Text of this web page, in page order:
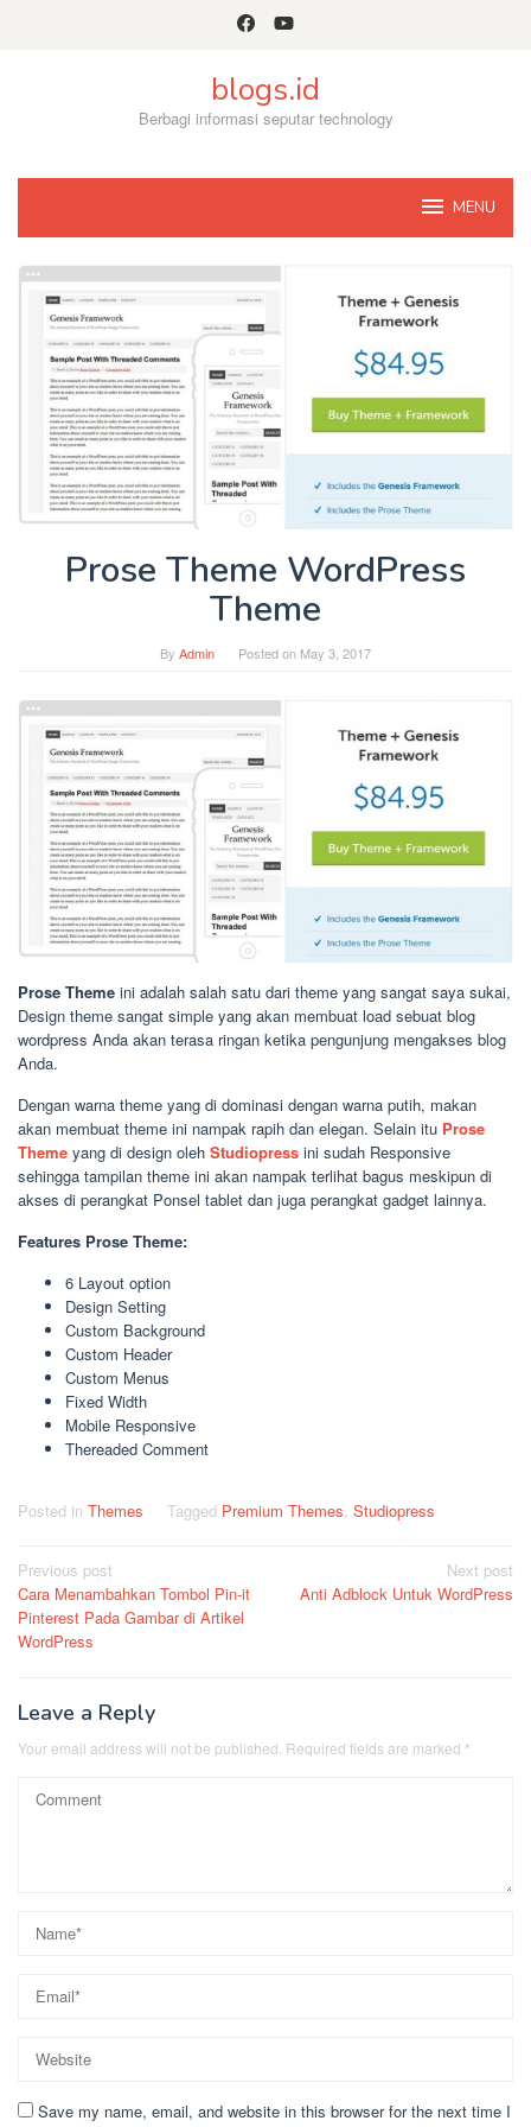
blogs.id
Berbagi informasi seputar technology
MENU
Prose Theme WordPress
Theme
By Admin Posted on May 3, 2017
Prose Theme ini adalah salah satu dari theme yang sangat saya sukai,
Design theme sangat simple yang akan membuat load sebuat blog
wordpress Anda akan terasa ringan ketika pengunjung mengakses blog
Anda.
Dengan warna theme yang di dominasi dengan warna putih, makan
akan membuat theme ini nampak rapih dan elegan. Selain itu Prose
Theme yang di design oleh Studiopress ini sudah Responsive
sehingga tampilan theme ini akan nampak terlihat bagus meskipun di
akses di perangkat Ponsel tablet dan juga perangkat gadget lainnya.
Features Prose Theme:
6 Layout option
Design Setting
Custom Background
Custom Header
Custom Menus
Fixed Width
Mobile Responsive
Thereaded Comment
Posted in Themes Tagged Premium Themes, Studiopress
Post
navigation
Previous post
Cara Menambahkan Tombol Pin-it
Pinterest Pada Gambar di Artikel
WordPress
Next post
Anti Adblock Untuk WordPress
Leave a Reply
Your email address will not be published. Required fields are marked *
Save my name, email, and website in this browser for the next time I